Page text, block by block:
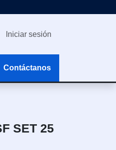
Iniciar sesión
Contáctanos
SET 25